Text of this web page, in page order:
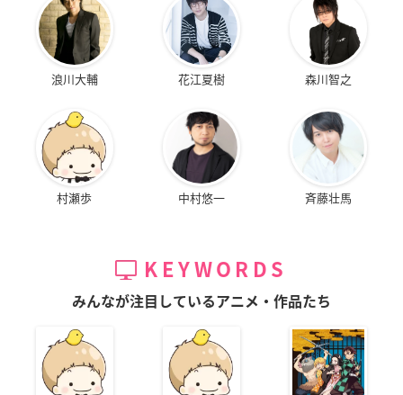
浪川大輔 花江夏樹 森川智之
村瀬歩 中村悠一 斉藤壮馬
KEYWORDS
みんなが注目しているアニメ・作品たち